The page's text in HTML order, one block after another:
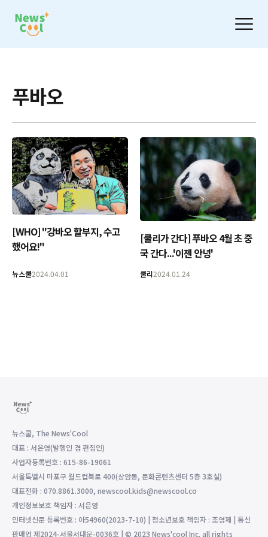
푸바오
[WHO] "강바오 할부지, 수고
했어요!"
뉴스쿨2024.04.01
[쿨리가 간다] 푸바오 4월 초 중
국 간다...'이젠 안녕'
쿨리2024.01.24
뉴스쿨, The News'Cool
대표 : 서은영(발행인 겸 편집인)
사업자등록번호 : 615-86-19061
서울특별시 마포구 월드컵북로 400(상암동, 문화콘텐츠센터 5층 3호실)
대표전화 : 070.8861.3000, newscool.kids@newscool.co
개인정보보호 책임자 : 서은영
인터넷신문 등록번호 : 아54960(2023-7-10) | 청소년보호 책임자 : 조영제 | 통신
판매업 제2024-서울서대문-0036호 | © 2023 News'cool Inc. all rights